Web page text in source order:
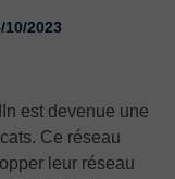
10/2023
est devenue une
Ce réseau
leur réseau